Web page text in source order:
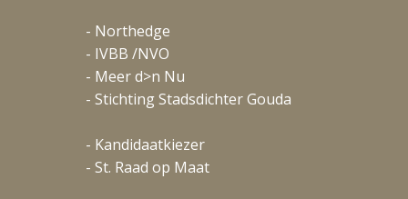
- Northedge
- IVBB /NVO
- Meer d>n Nu
- Stichting Stadsdichter Gouda
- Kandidaatkiezer
- St. Raad op Maat